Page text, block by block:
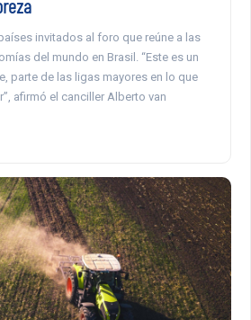
invitados al foro que reúne a las
del mundo en Brasil. “Este es un
parte de las ligas mayores en lo que
afirmó el canciller Alberto van